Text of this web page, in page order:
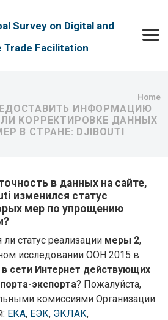
Survey on Digital and
Trade Facilitation
Home
ИНФОРМАЦИЮ
КОРРЕКТИРОВКЕ ДАННЫХ
В СТРАНЕ: DJIBOUTI
в данных на сайте,
изменился статус
мер по упрощению
статус реализации меры 2,
исследовании ООН 2015 в
в сети Интернет действующих
экспорта? Пожалуйста,
комиссиями Организации
ЕКА, ЕЭК, ЭКЛАК,